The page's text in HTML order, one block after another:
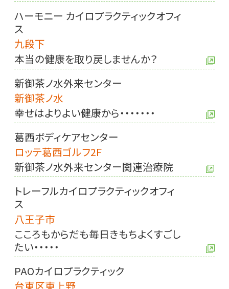
ハーモニー カイロプラクティックオフィ
ス
九段下
本当の健康を取り戻しませんか？
新御茶ノ水外来センター
新御茶ノ水
幸せはよりよい健康から・・・・・・・
葛西ボディケアセンター
ロッテ葛西ゴルフ2F
新御茶ノ水外来センター関連治療院
トレーフルカイロプラクティックオフィ
ス
八王子市
こころもからだも毎日きもちよくすごし
たい・・・・・
PAOカイロプラクティック
台東区東上野